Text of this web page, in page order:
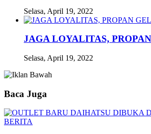
Selasa, April 19, 2022
JAGA LOYALITAS,
Selasa, April 19, 2022
Baca Juga
BERITA